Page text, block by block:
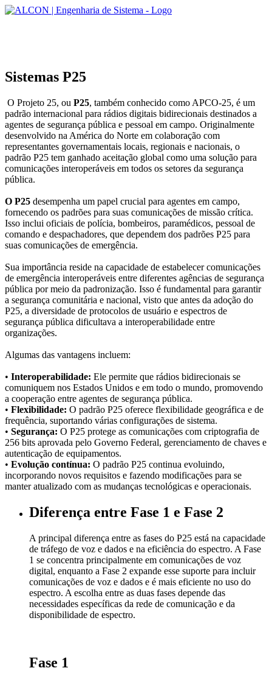
.
Sobre a Alcon
Missão e Valores
Unidades
Parceiros
Certificações
Qualidade (ISO9001)
Nossos Clientes
SOLUÇÕES
.
SOLUÇÕES
Sistemas TETRA
Sistemas NXDN
Sistemas DMR
Redes 4G/5G
Sistemas P25
Sistemas PoC
Rádios Ex (Intrinsecamente Seguros)
Cobertura de RF indoor
Normas Regulamentadoras
LOCAÇÃO
LOCAÇÃO
Locação, Operação e Controle de Ativos
Locação de Sistemas de Rádio
Sistemas Convencionais
Sistemas P25
O Projeto 25, ou P25, também conhecido como APCO-25, é um
padrão internacional para rádios digitais bidirecionais destinados a
agentes de segurança pública e pessoal em campo. Originalmente
desenvolvido na América do Norte em colaboração com
representantes governamentais locais, regionais e nacionais, o
padrão P25 tem ganhado aceitação global como uma solução para
comunicações interoperáveis em todos os setores da segurança
pública.
O P25 desempenha um papel crucial para agentes em campo,
fornecendo os padrões para suas comunicações de missão crítica.
Isso inclui oficiais de polícia, bombeiros, paramédicos, pessoal de
comando e despachadores, que dependem dos padrões P25 para
suas comunicações de emergência.
Sua importância reside na capacidade de estabelecer comunicações
de emergência interoperáveis entre diferentes agências de segurança
pública por meio da padronização. Isso é fundamental para garantir
a segurança comunitária e nacional, visto que antes da adoção do
P25, a diversidade de protocolos de usuário e espectros de
segurança pública dificultava a interoperabilidade entre
organizações.
Algumas das vantagens incluem:
• Interoperabilidade: Ele permite que rádios bidirecionais se
comuniquem nos Estados Unidos e em todo o mundo, promovendo
a cooperação entre agentes de segurança pública.
• Flexibilidade: O padrão P25 oferece flexibilidade geográfica e de
frequência, suportando várias configurações de sistema.
• Segurança: O P25 protege as comunicações com criptografia de
256 bits aprovada pelo Governo Federal, gerenciamento de chaves e
autenticação de equipamentos.
• Evolução contínua: O padrão P25 continua evoluindo,
incorporando novos requisitos e fazendo modificações para se
manter atualizado com as mudanças tecnológicas e operacionais.
Diferença entre Fase 1 e Fase 2
A principal diferença entre as fases do P25 está na capacidade
de tráfego de voz e dados e na eficiência do espectro. A Fase
1 se concentra principalmente em comunicações de voz
digital, enquanto a Fase 2 expande esse suporte para incluir
comunicações de voz e dados e é mais eficiente no uso do
espectro. A escolha entre as duas fases depende das
necessidades específicas da rede de comunicação e da
disponibilidade de espectro.
Fase 1